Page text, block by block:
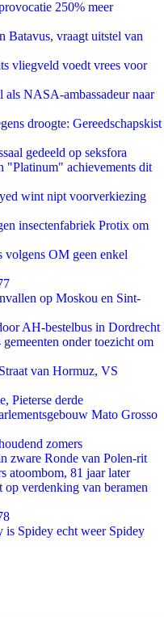
250% meer
Batavus, vraagt uitstel van
vliegveld voedt vrees voor
NASA-ambassadeur naar
droogte: Gereedschapskist
gedeeld op seksfora
achievements dit
wint nipt voorverkiezing
insectenfabriek Protix om
volgens OM geen enkel
op Moskou en Sint-
AH-bestelbus in Dordrecht
onder toezicht om
van Hormuz, VS
Pieterse derde
Mato Grosso
zomers
zware Ronde van Polen-rit
atoombom, 81 jaar later
verdenking van beramen
Spidey echt weer Spidey